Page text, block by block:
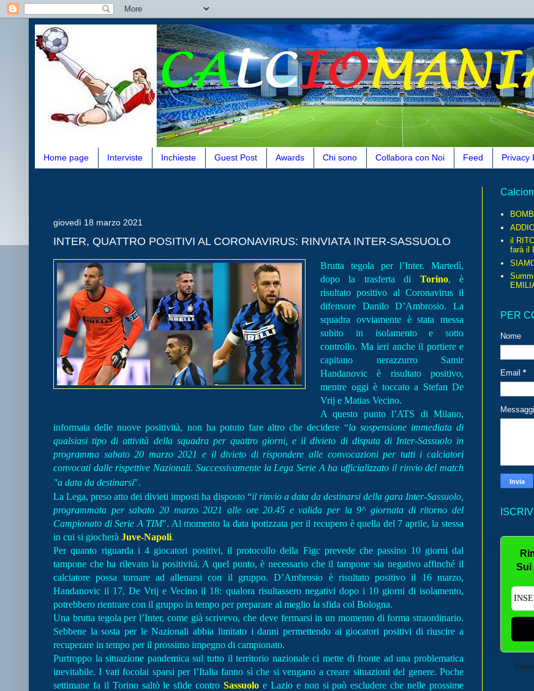
Home page Interviste Inchieste Guest Post Awards Chi sono Collabora con Noi Feed Privacy
giovedì 18 marzo 2021
INTER, QUATTRO POSITIVI AL CORONAVIRUS: RINVIATA INTER-SASSUOLO
Brutta tegola per l’Inter. Martedì,
dopo la trasferta di Torino, è
risultato positivo al Coronavirus il
difensore Danilo D’Ambrosio. La
squadra ovviamente è stata messa
subito in isolamento e sotto
controllo. Ma ieri anche il portiere e
capitano nerazzurro Samir
Handanovic è risultato positivo,
mentre oggi è toccato a Stefan De
Vrij e Matias Vecino.
A questo punto l’ATS di Milano,
informata delle nuove positività, non ha potuto fare altro che decidere “la sospensione immediata di
qualsiasi tipo di attività della squadra per quattro giorni, e il divieto di disputa di Inter-Sassuolo in
programma sabato 20 marzo 2021 e il divieto di rispondere alle convocazioni per tutti i calciatori
convocati dalle rispettive Nazionali. Successivamente la Lega Serie A ha ufficializzato il rinvio del match
"a data da destinarsi".
La Lega, preso atto dei divieti imposti ha disposto “il rinvio a data da destinarsi della gara Inter-Sassuolo,
programmata per sabato 20 marzo 2021 alle ore 20.45 e valida per la 9^ giornata di ritorno del
Campionato di Serie A TIM". Al momento la data ipotizzata per il recupero è quella del 7 aprile, la stessa
in cui si giocherà Juve-Napoli.
Per quanto riguarda i 4 giocatori positivi, il protocollo della Figc prevede che passino 10 giorni dal
tampone che ha rilevato la positività. A quel punto, è necessario che il tampone sia negativo affinché il
calciatore possa tornare ad allenarsi con il gruppo. D’Ambrosio è risultato positivo il 16 marzo,
Handanovic il 17, De Vrij e Vecino il 18: qualora risultassero negativi dopo i 10 giorni di isolamento,
potrebbero rientrare con il gruppo in tempo per preparare al meglio la sfida col Bologna.
Una brutta tegola per l’Inter, come già scrivevo, che deve fermarsi in un momento di forma straordinario.
Sebbene la sosta per le Nazionali abbia limitato i danni permettendo ai giocatori positivi di riuscire a
recuperare in tempo per il prossimo impegno di campionato.
Purtroppo la situazione pandemica sul tutto il territorio nazionale ci mette di fronte ad una problematica
inevitabile. I vati focolai sparsi per l’Italia fanno sì che si vengano a creare situazioni del genere. Poche
settimane fa il Torino saltò le sfide controSassuolo e Lazio e non si può escludere che nelle prossime
il
farà il
PER
Nome
Email *
Sui